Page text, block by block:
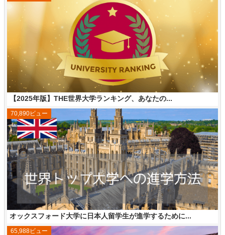
【2025年版】THE世界大学ランキング、あなたの...
オックスフォード大学に日本人留学生が進学するために...
70,890ビュー
65,988ビュー